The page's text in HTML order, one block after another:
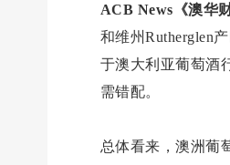
ACB News《澳华
和维州Rutherglen
于澳大利亚葡萄酒
需错配。
总体看来，澳洲葡